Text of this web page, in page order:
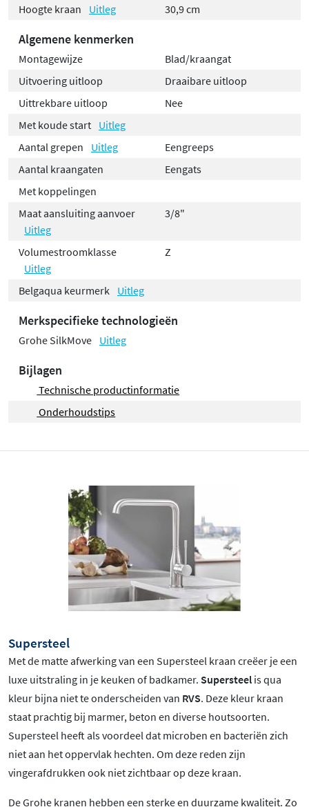
Hoogte kraan Uitleg 30,9 cm
Algemene kenmerken
Montagewijze
Blad/kraangat
Uitvoering uitloop
Draaibare uitloop
Uittrekbare uitloop
Nee
Met koude start Uitleg
Aantal grepen
Uitleg
Eengreeps
Aantal kraangaten
Eengats
Met koppelingen
Maat aansluiting aanvoer
Uitleg
3/8"
Volumestroomklasse
Uitleg
Z
Belgaqua keurmerk Uitleg
Merkspecifieke technologieën
Grohe SilkMove Uitleg
Bijlagen
Technische productinformatie
Onderhoudstips
Supersteel
Met de matte afwerking van een Supersteel kraan creëer je een
luxe uitstraling in je keuken of badkamer. Supersteel is qua
kleur bijna niet te onderscheiden van RVS. Deze kleur kraan
staat prachtig bij marmer, beton en diverse houtsoorten.
Supersteel heeft als voordeel dat microben en bacteriën zich
niet aan het oppervlak hechten. Om deze reden zijn
vingerafdrukken ook niet zichtbaar op deze kraan.
De Grohe kranen hebben een sterke en duurzame kwaliteit. Zo